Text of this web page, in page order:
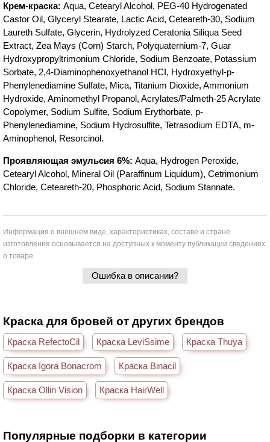
Крем-краска: Aqua, Cetearyl Alcohol, PEG-40 Hydrogenated
Castor Oil, Glyceryl Stearate, Lactic Acid, Ceteareth-30, Sodium
Laureth Sulfate, Glycerin, Hydrolyzed Ceratonia Siliqua Seed
Extract, Zea Mays (Corn) Starch, Polyquaternium-7, Guar
Hydroxypropyltrimonium Chloride, Sodium Benzoate, Potassium
Sorbate, 2,4-Diaminophenoxyethanol HCI, Hydroxyethyl-p-
Phenylenediamine Sulfate, Mica, Titanium Dioxide, Ammonium
Hydroxide, Aminomethyl Propanol, Acrylates/Palmeth-25 Acrylate
Copolymer, Sodium Sulfite, Sodium Erythorbate, p-
Phenylenediamine, Sodium Hydrosulfite, Tetrasodium EDTA, m-
Aminophenol, Resorcinol.
Проявляющая эмульсия 6%: Aqua, Hydrogen Peroxide,
Cetearyl Alcohol, Mineral Oil (Paraffinum Liquidum), Cetrimonium
Chloride, Ceteareth-20, Phosphoric Acid, Sodium Stannate.
Информация о внешнем виде, характеристиках, составе и стране
изготовления основывается на доступных к моменту публикации сведениях
о товаре.
Ошибка в описании?
Краска для бровей от других брендов
Краска RefectoCil Краска LeviSsime Краска Thuya
Краска Igora Bonacrom Краска Binacil
Краска Ollin Vision Краска HairWell
Популярные подборки в категории